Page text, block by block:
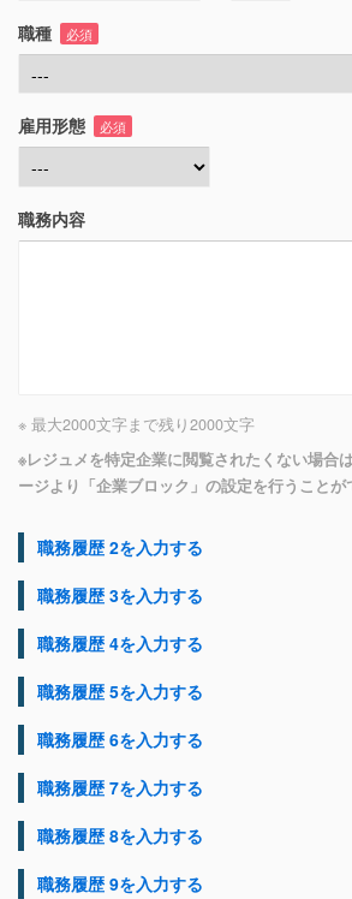
職種 必須
雇用形態 必須
職務内容
※ 最大2000文字まで残り2000文字
※レジュメを特定企業に閲覧されたくない場合
ージより「企業ブロック」の設定を行うことが
職務履歴 2を入力する
職務履歴 3を入力する
職務履歴 4を入力する
職務履歴 5を入力する
職務履歴 6を入力する
職務履歴 7を入力する
職務履歴 8を入力する
職務履歴 9を入力する